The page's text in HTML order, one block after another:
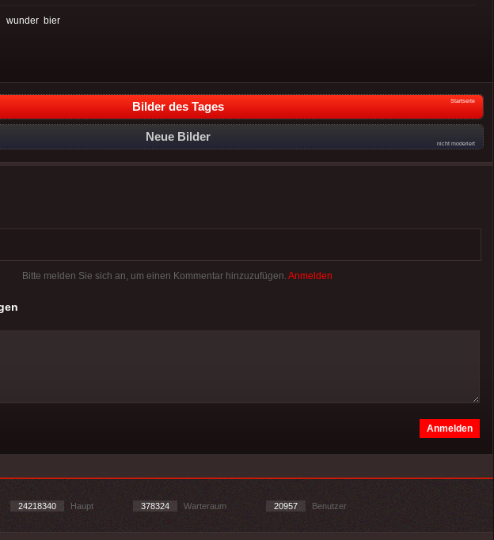
wunder bier
Bilder des Tages Startseite
Neue Bilder
nicht moderiert
Bitte melden Sie sich an, um einen Kommentar hinzuzufügen. Anmelden
24218340 Haupt 378324 Warteraum 20957 Benutzer